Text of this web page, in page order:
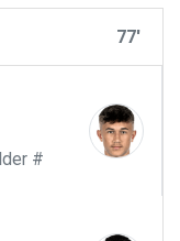
77'
#